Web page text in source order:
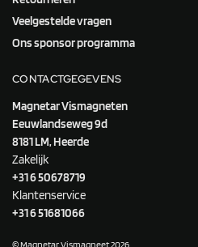
Veelgestelde vragen
Ons sponsor programma
CONTACTGEGEVENS
Magnetar Vismagneten
Eeuwlandseweg 9d
8181 LM, Heerde
Zakelijk
+31 6 50678719
Klantenservice
+31 6 51681066
© Magnetar Vismagneet 2026